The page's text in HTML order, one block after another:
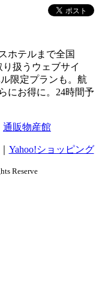
ホテルまで全国
扱うウェブサイ
限定プランも。航
にお得に。24時間予
通販物産館
Yahoo!ショッピング
Reserve